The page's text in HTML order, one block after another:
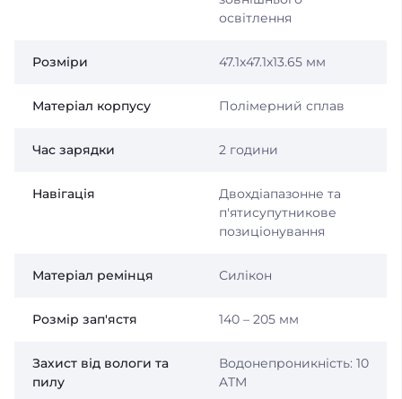
освітлення
Розміри 47.1x47.1x13.65 мм
Матеріал корпусу Полімерний сплав
Час зарядки 2 години
Навігація
Двохдіапазонне та
п'ятисупутникове
позиціонування
Матеріал ремінця Силікон
Розмір зап'ястя 140 – 205 мм
Захист від вологи та
пилу
Водонепроникність: 10
ATM